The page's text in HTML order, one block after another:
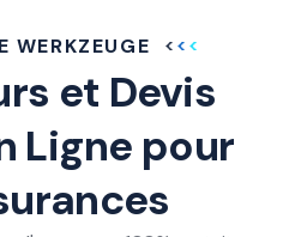
WERKZEUGE
et Devis
Ligne pour